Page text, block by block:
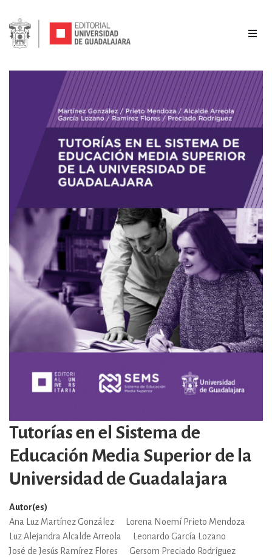
Tutorías en el Sistema de
Educación Media Superior de la
Universidad de Guadalajara
Autor(es)
Ana Luz Martínez González
Lorena Noemí Prieto Mendoza
Luz Alejandra Alcalde Arreola
Leonardo García Lozano
José de Jesús Ramírez Flores
Gersom Preciado Rodríguez